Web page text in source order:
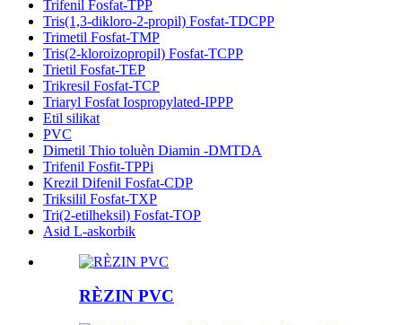
Trifenil Fosfat-TPP
Tris(1,3-dikloro-2-propil) Fosfat-TDCPP
Trimetil Fosfat-TMP
Tris(2-kloroizopropil) Fosfat-TCPP
Trietil Fosfat-TEP
Trikresil Fosfat-TCP
Triaryl Fosfat Iospropylated-IPPP
Etil silikat
PVC
Dimetil Thio toluèn Diamin -DMTDA
Trifenil Fosfit-TPPi
Krezil Difenil Fosfat-CDP
Triksilil Fosfat-TXP
Tri(2-etilheksil) Fosfat-TOP
Asid L-askorbik
RÈZIN PVC